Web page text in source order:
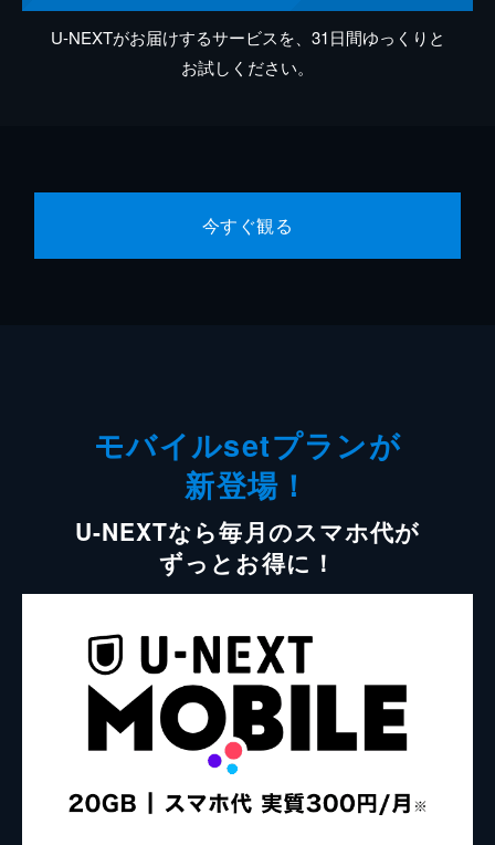
U-NEXTがお届けするサービスを、31日間ゆっくりと
お試しください。
今すぐ観る
モバイルsetプランが
新登場！
U-NEXTなら毎月のスマホ代が
ずっとお得に！